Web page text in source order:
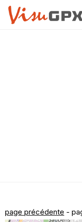
page précédente -